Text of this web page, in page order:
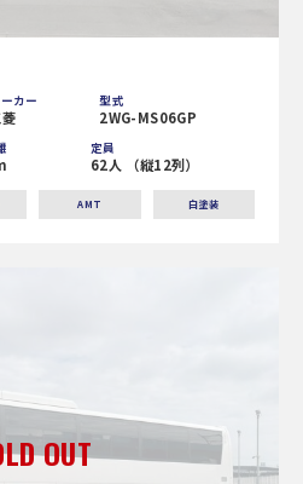
カー 型式
2WG-MS06GP
定員
62人 （縦12列）
AMT 白塗装